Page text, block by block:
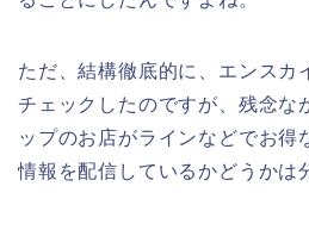
ただ、結構徹底的に、エンスカ
チェックしたのですが、残念な
ップのお店がラインなどでお得
情報を配信しているかどうかは